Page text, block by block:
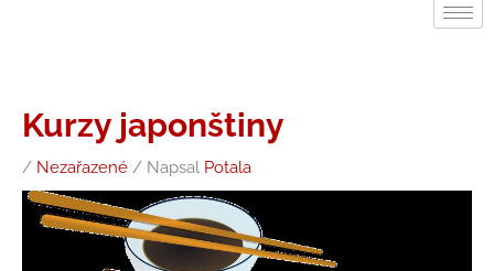
Kurzy japonštiny
/ Nezařazené / Napsal Potala